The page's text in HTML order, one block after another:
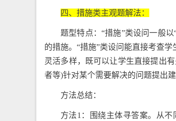
四、措施类主观题解法：
题型特点：“措施”类设问一般
的措施。“措施”类设问能直接考查
灵活多样，既可以让学生直接提出
者等)针对某个需要解决的问题提出建
方法总结：
方法1：围绕主体寻答案。从